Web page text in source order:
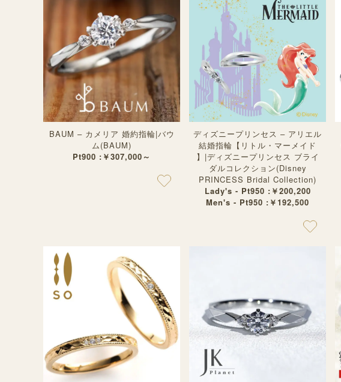
BAUM – カメリア 婚約指輪|バウ
ム(BAUM)
Pt900 :￥307,000～
ディズニープリンセス – アリエル
結婚指輪【リトル・マーメイド
】|ディズニープリンセス ブライ
ダルコレクション(Disney
PRINCESS Bridal Collection)
Lady's - Pt950 :￥200,200
Men's - Pt950 :￥192,500